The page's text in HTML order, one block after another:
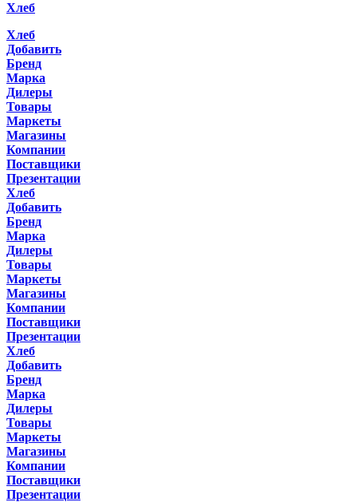
Хлеб
Хлеб
Добавить
Бренд
Марка
Дилеры
Товары
Маркеты
Магазины
Компании
Поставщики
Презентации
Хлеб
Добавить
Бренд
Марка
Дилеры
Товары
Маркеты
Магазины
Компании
Поставщики
Презентации
Хлеб
Добавить
Бренд
Марка
Дилеры
Товары
Маркеты
Магазины
Компании
Поставщики
Презентации